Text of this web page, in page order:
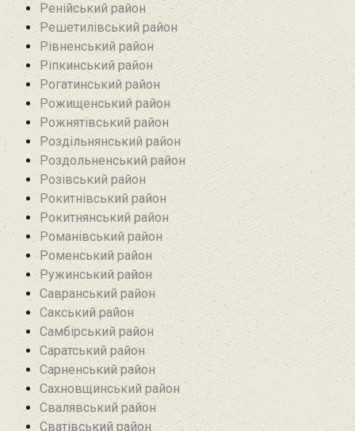
Ренійський район
Решетилівський район
Рівненський район
Ріпкинський район
Рогатинський район
Рожищенський район
Рожнятівський район
Роздільнянський район
Роздольненський район
Розівський район‎
Рокитнівський район
Рокитнянський район
Романівський район‎
Роменський район
Ружинський район
Савранський район‎
Сакський район
Самбірський район
Саратський район‎
Сарненський район
Сахновщинський район
Свалявський район
Сватівський район